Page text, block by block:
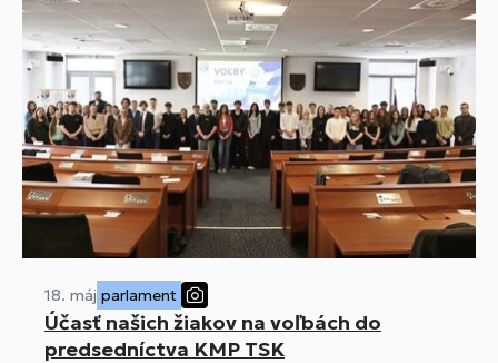
18. máj parlament
Účasť našich žiakov na voľbách do
predsedníctva KMP TSK